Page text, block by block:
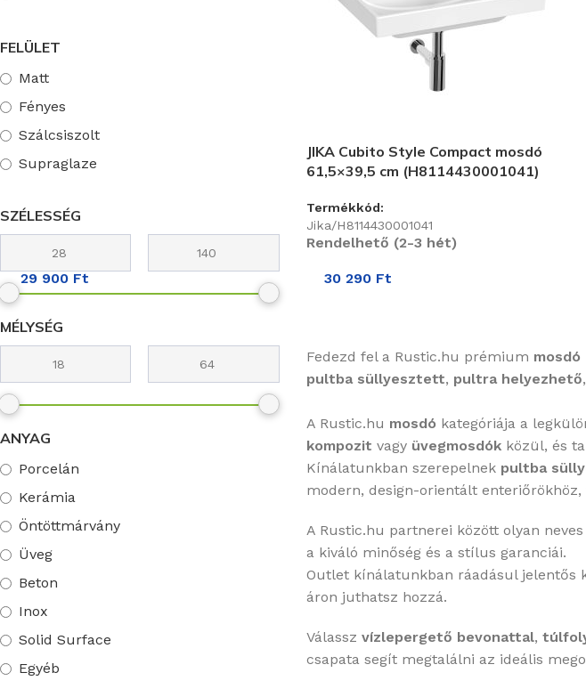
Rózsaarany
Gesztenye Vörös
Piros
Réz
FELÜLET
Matt
Fényes
Szálcsiszolt
Supraglaze
SZÉLESSÉG
MÉLYSÉG
ANYAG
Porcelán
Kerámia
Öntöttmárvány
Üveg
Beton
Inox
Solid Surface
Egyéb
JIKA Cubito Style Compact mosdó
61,5×39,5 cm (H8114430001041)
Termékkód:
Jika/H8114430001041
Rendelhető (2-3 hét)
29 900 Ft 30 290 Ft
Fedezd fel a Rustic.hu prémium mosdó
pultba süllyesztett, pultra helyezhető,
A Rustic.hu mosdó kategóriája a
kompozit vagy üvegmosdókközül, és
Kínálatunkban szerepelnek pultba
modern, design-orientált
A Rustic.hu partnerei között olyan
a kiváló minőség és a stílus garanciái.
Outlet kínálatunkban ráadásul jelentős
áron juthatsz hozzá.
Válassz vízlepergető bevonattal,
csapata segít megtalálni az ideális